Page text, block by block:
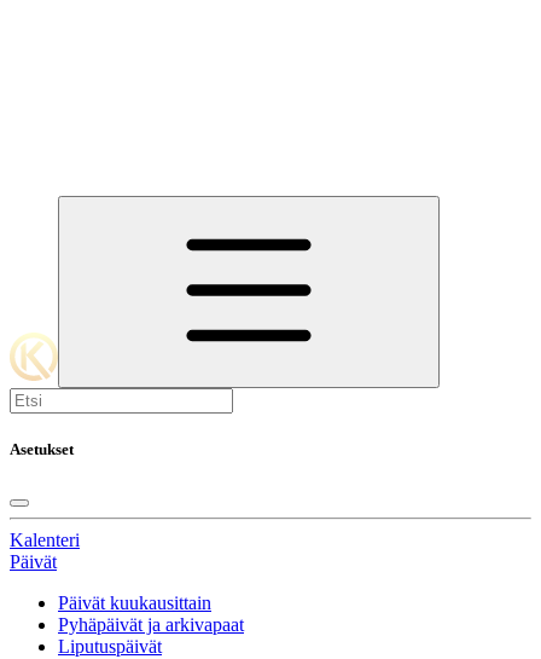
Asetukset
Kalenteri
Päivät
Päivät kuukausittain
Pyhäpäivät ja arkivapaat
Liputuspäivät